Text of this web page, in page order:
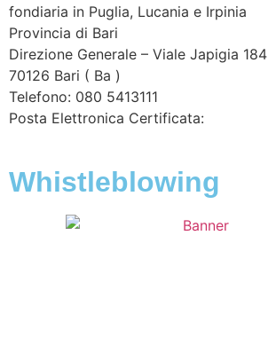
fondiaria in Puglia, Lucania e Irpinia
Provincia di Bari
Direzione Generale – Viale Japigia 184
70126 Bari ( Ba )
Telefono: 080 5413111
Posta Elettronica Certificata:
Whistleblowing